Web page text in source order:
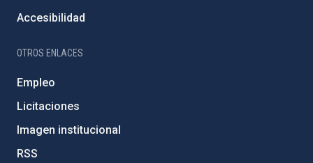
Accesibilidad
OTROS ENLACES
Empleo
Licitaciones
Imagen institucional
RSS